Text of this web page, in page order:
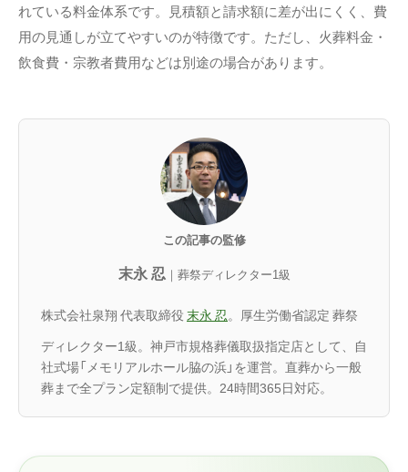
れている料金体系です。見積額と請求額に差が出にくく、費
用の見通しが立てやすいのが特徴です。ただし、火葬料金・
飲食費・宗教者費用などは別途の場合があります。
この記事の監修
末永 忍｜葬祭ディレクター1級
株式会社泉翔 代表取締役 末永 忍。厚生労働省認定 葬祭
ディレクター1級。神戸市規格葬儀取扱指定店として、自
社式場「メモリアルホール脇の浜」を運営。直葬から一般
葬まで全プラン定額制で提供。24時間365日対応。